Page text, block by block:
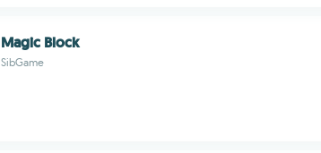
Magic Block
SibGame